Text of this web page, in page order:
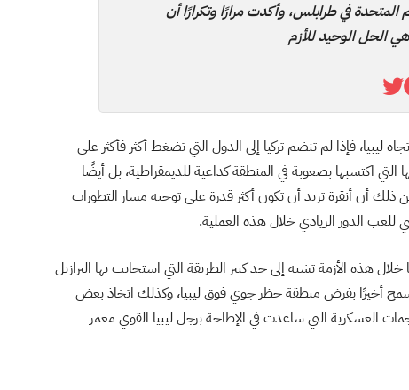
في طرابلس، وأكدت مرارًا وتكرارًا أن
هي الحل الوحيد للأزم
ليبيا، فإذا لم تنضم تركيا إلى الدول التي تضغط أكثر فأكثر على
اكتسبها بصعوبة في المنطقة كداعية للديمقراطية، بل أيضًا
ذلك أن أنقرة تريد أن تكون أكثر قدرة على توجيه مسار التطورات
للعب الدور الريادي خلال هذه العملية.
هذه الأزمة تشبه إلى حد كبير الطريقة التي استجابت بها البرازيل
سمح أخيرًا بفرض منطقة حظر جوي فوق ليبيا، وكذلك اتخاذ بعض
العسكرية التي ساعدت في الإطاحة برجل ليبيا القوي معمر